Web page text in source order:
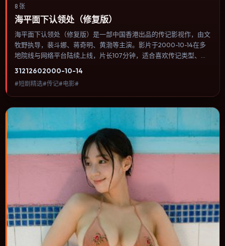
8 张
海平面下认领处（修复版）
海平面下认领处（修复版）是一部中国香港出品的传记影视作，由文
牧野执导，裴斗娜、蒋奇明、黄渤等主演。影片于2000-10-14在多
地院线与网络平台陆续上线，片长107分钟，适合喜欢传记类型、关
进，节奏与视听语言统一，可作为休闲观影或类型片补片的选择。
31212602000-10-14
#短剧精选#传记#电影#